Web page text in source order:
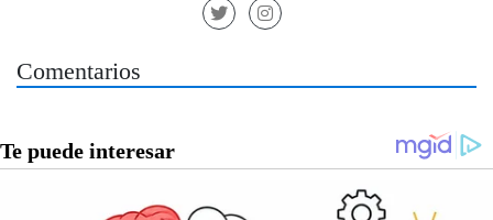
Comentarios